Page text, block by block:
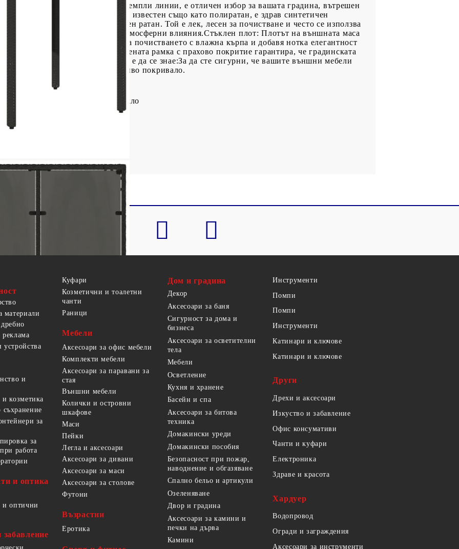
проектирана с изчистени и семпли линии, е отличен избор за вашата градина, вътрешен
Издръжлив материал: PE ратан, известен също като полиратан, е здрав синтетичен
който прилича на естествен ратан. Той е лек, лесен за почистване и често се използва
и устойчивост на атмосферни влияния.Стъклен плот: Плотът на външната маса
закалено стъкло, което улеснява почистването с влажна кърпа и добавя нотка елегантност
и стабилна рамка: Стоманената рамка с прахово покритие гарантира, че градинската
употреба на открито. Добре е да се знае:За да сте сигурни, че вашите външни мебели
да ги защитите с водоустойчиво покривало.
стомана, закалено стъкло
материали
и
козметика
за
за
работа
и оптика
и оптични
забавление
Куфари
Козметични и тоалетни
чанти
Раници
Мебели
Аксесоари за офис мебели
Комплекти мебели
Аксесоари за паравани за
стая
Външни мебели
Колички и островни
шкафове
Маси
Пейки
Легла и аксесоари
Аксесоари за дивани
Аксесоари за маси
Аксесоари за столове
Футони
Възрастни
Еротика
Дом и градина
Декор
Аксесоари за баня
Сигурност за дома и
бизнеса
Аксесоари за осветителни
тела
Мебели
Осветление
Кухня и хранене
Басейн и спа
Аксесоари за битова
техника
Домакински уреди
Домакински пособия
Безопасност при пожар,
наводнение и обгазяване
Спално бельо и артикули
Озеленяване
Двор и градина
Аксесоари за камини и
печки на дърва
Камини
Инструменти
Помпи
Помпи
Инструменти
Катинари и ключове
Катинари и ключове
Други
Дрехи и аксесоари
Изкуство и забавление
Офис консумативи
Чанти и куфари
Електроника
Здраве и красота
Хардуер
Водопровод
Огради и заграждения
Аксесоари за инструменти